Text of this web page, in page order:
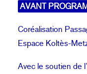
AVANT
Coréalisation
Espace Koltès-
Avec le soutien de l